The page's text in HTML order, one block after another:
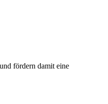
fördern damit eine